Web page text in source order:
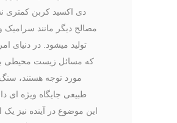
دی اکسید کربن کمتری
مصالح دیگر مانند سرامیک
تولید می­شود. در دنیای
که مسائل زیست محیطی
مورد توجه هستند،
طبیعی جایگاه ویژه ای
این موضوع در آینده نیز یک